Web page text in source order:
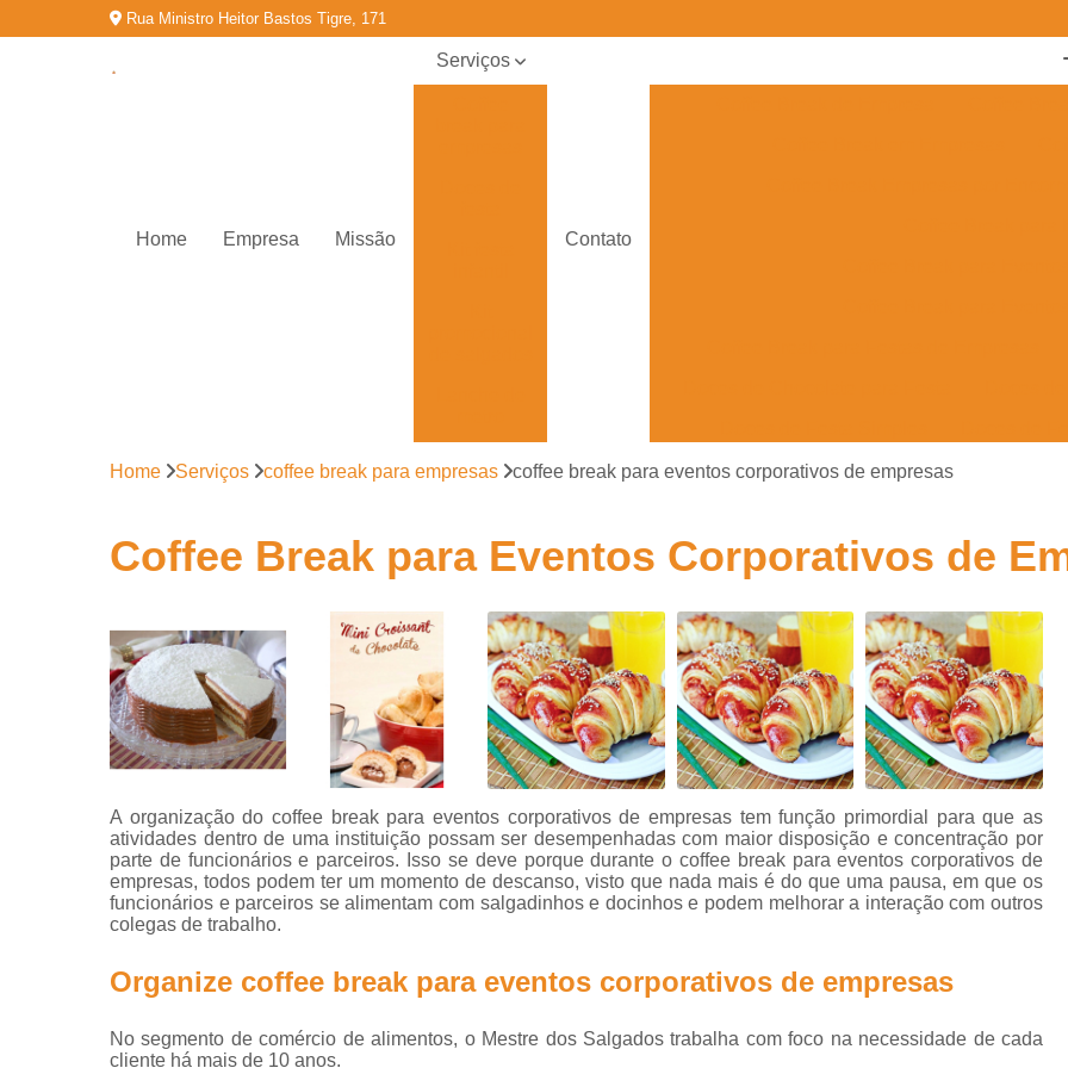
Rua Ministro Heitor Bastos Tigre, 171
Home Empresa Missão
Serviços
congelados
para
aniversário
para festa
Salgados
para festa
infantil
Salgados
para
revenda
Contato
Doces Finos para Festa de
Kit de Doces para Festa Infantil
Kit de
Kit Lanche Festa Infantil
Kit Lanche para
Kit Lanchinho para Festa
Kit Promocional Aniversário Salgados
Kit Promocional de Salgados para
Kit Promocional Festa Salgados
Kit Promocional Salgados de Festa
Kit Promocional Salgados Festa Infantil
Kit Promocional Salgados para Festa
Lanche de Metro de Queijo
Lanche de
Lanche de Metro Presunto e
Home Serviços coffee break para empresas coffee break para eventos corporativos de empresas
Coffee Break para Eventos Corporativos de
A organização do coffee break para eventos corporativos de empresas tem função primordial para que as
atividades dentro de uma instituição possam ser desempenhadas com maior disposição e concentração por
parte de funcionários e parceiros. Isso se deve porque durante o coffee break para eventos corporativos de
empresas, todos podem ter um momento de descanso, visto que nada mais é do que uma pausa, em que os
funcionários e parceiros se alimentam com salgadinhos e docinhos e podem melhorar a interação com outros
colegas de trabalho.
Organize coffee break para eventos corporativos de empresas
No segmento de comércio de alimentos, o Mestre dos Salgados trabalha com foco na necessidade de cada
cliente há mais de 10 anos.